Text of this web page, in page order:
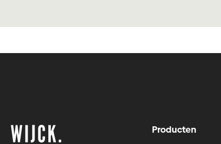
Producten